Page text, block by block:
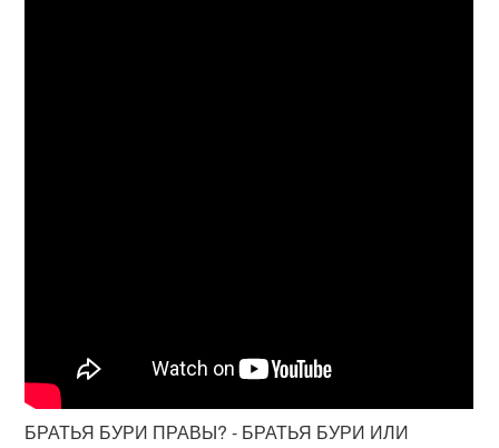
БРАТЬЯ БУРИ ПРАВЫ? - БРАТЬЯ БУРИ ИЛИ